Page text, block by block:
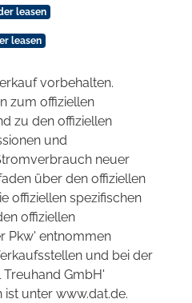
leasen
leasen
vorbehalten.
zum offiziellen
zu den offiziellen
und
neuer
über den offiziellen
offiziellen spezifischen
offiziellen
Pkw' entnommen
und bei der
GmbH'
unter www.dat.de.